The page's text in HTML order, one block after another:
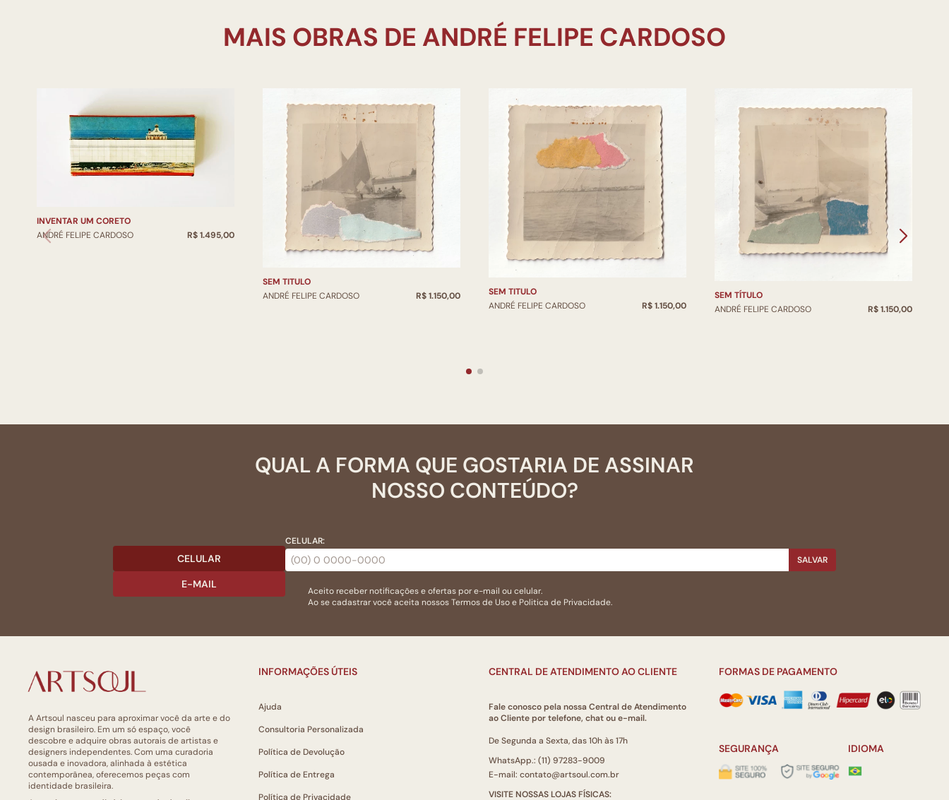
INVENTAR UM CORETO
ANDRÉ FELIPE CARDOSO
R$ 1.495,00
SEM TITULO
ANDRÉ FELIPE CARDOSO
R$ 1.150,00
SEM TITULO
ANDRÉ FELIPE CARDOSO
R$ 1.150,00
SEM TÍTULO
ANDRÉ FELIPE CARDOSO
R$ 1.150,00
QUAL A FORMA QUE GOSTARIA DE ASSINAR
NOSSO CONTEÚDO?
CELULAR
E-MAIL
CELULAR:
SALVAR
Aceito receber notificações e ofertas por e-mail ou celular.
Ao se cadastrar você aceita nossosTermos de Usoe Politica de Privacidade.
A Artsoul nasceu para aproximar você da arte e do
design brasileiro. Em um só espaço, você
descobre e adquire obras autorais de artistas e
designers independentes. Com uma curadoria
ousada e inovadora, alinhada à estética
contemporânea, oferecemos peças com
identidade brasileira.
INFORMAÇÕES ÚTEIS
Ajuda
Consultoria Personalizada
Política de Devolução
Política de Entrega
Política de Privacidade
CENTRAL DE ATENDIMENTO AO CLIENTE
Fale conosco pela nossa Central de Atendimento
ao Cliente por telefone, chat ou e-mail.
De Segunda a Sexta, das 10h às 17h
WhatsApp.: (11) 97283-9009
E-mail: contato@artsoul.com.br
VISITE NOSSAS LOJAS FÍSICAS:
FORMAS DE PAGAMENTO
SEGURANÇA IDIOMA